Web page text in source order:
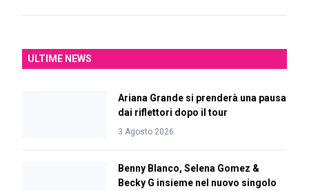
ULTIME NEWS
Ariana Grande si prenderà una pausa
dai riflettori dopo il tour
3 Agosto 2026
Benny Blanco, Selena Gomez &
Becky G insieme nel nuovo singolo